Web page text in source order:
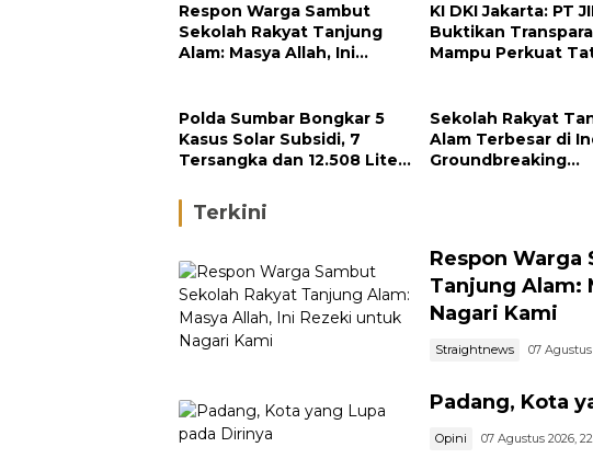
Respon Warga Sambut
Sekolah Rakyat Tanjung
Alam: Masya Allah, Ini
KI DKI Jakarta: PT
Buktikan
Mampu Perkuat
Polda Sumbar Bongkar 5
Kasus Solar Subsidi, 7
Tersangka dan 12.508 Liter
Sekolah Rakyat
Alam Terbesar di
Groundbreaking
Terkini
Respon Warga
Tanjung Alam:
Nagari Kami
Straightnews 07
Padang, Kota
Opini 07 Agustus 2026,